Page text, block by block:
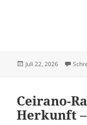
Veröffentlicht
Juli 22, 2026
Ceirano-
Herkunft